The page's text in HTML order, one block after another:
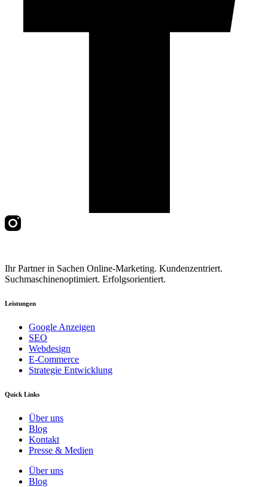
Ihr Partner in Sachen Online-Marketing. Kundenzentriert.
Suchmaschinenoptimiert. Erfolgsorientiert.
Leistungen
Google Anzeigen
SEO
Webdesign
E-Commerce
Strategie Entwicklung
Quick Links
Über uns
Blog
Kontakt
Presse & Medien
Über uns
Blog